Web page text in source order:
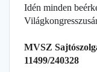
Idén minden
MVSZ
11499/240328